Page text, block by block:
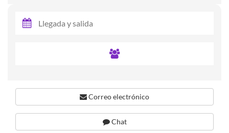
Correo electrónico
Chat